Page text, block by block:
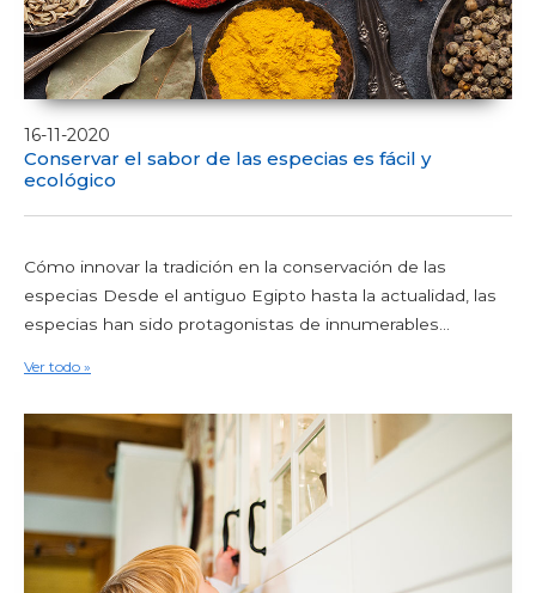
16-11-2020
Conservar el sabor de las especias es fácil y
ecológico
Cómo innovar la tradición en la conservación de las
especias Desde el antiguo Egipto hasta la actualidad, las
especias han sido protagonistas de innumerables...
Ver todo »